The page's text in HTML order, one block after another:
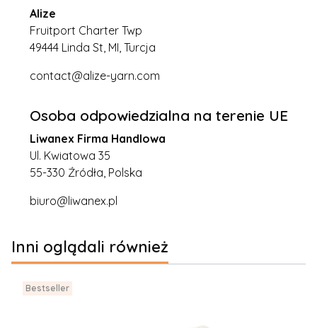
Alize
Fruitport Charter Twp
49444 Linda St, MI, Turcja
contact@alize-yarn.com
Osoba odpowiedzialna na terenie UE
Liwanex Firma Handlowa
Ul. Kwiatowa 35
55-330 Źródła, Polska
biuro@liwanex.pl
Inni oglądali również
Bestseller